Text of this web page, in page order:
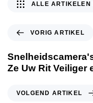
VORIG ARTIKEL
Ze Uw Rit Veiliger
ALLE ARTIKELEN
VOLGEND ARTIKEL